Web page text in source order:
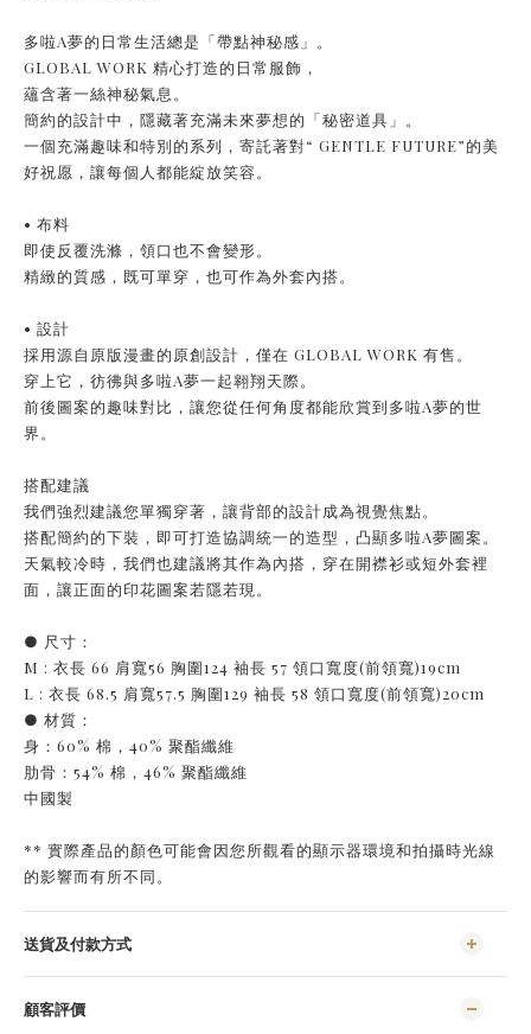
多啦A夢的日常生活總是「帶點神秘感」。
GLOBAL WORK 精心打造的日常服飾，
蘊含著一絲神秘氣息。
簡約的設計中，隱藏著充滿未來夢想的「秘密道具」。
一個充滿趣味和特別的系列，寄託著對“ GENTLE FUTURE”的美
好祝愿，讓每個人都能綻放笑容。
• 布料
即使反覆洗滌，領口也不會變形。
精緻的質感，既可單穿，也可作為外套內搭。
• 設計
採用源自原版漫畫的原創設計，僅在 GLOBAL WORK 有售。
穿上它，彷彿與多啦A夢一起翱翔天際。
前後圖案的趣味對比，讓您從任何角度都能欣賞到多啦A夢的世
界。
搭配建議
我們強烈建議您單獨穿著，讓背部的設計成為視覺焦點。
搭配簡約的下裝，即可打造協調統一的造型，凸顯多啦A夢圖案。
天氣較冷時，我們也建議將其作為內搭，穿在開襟衫或短外套裡
面，讓正面的印花圖案若隱若現。
● 尺寸：
M : 衣長 66 肩寬56 胸圍124 袖長 57 領口寬度(前領寬)19cm
L : 衣長 68.5 肩寬57.5 胸圍129 袖長 58 領口寬度(前領寬)20cm
● 材質：
身：60% 棉，40% 聚酯纖維
肋骨：54% 棉，46% 聚酯纖維
中國製
** 實際產品的顏色可能會因您所觀看的顯示器環境和拍攝時光線
的影響而有所不同。
送貨及付款方式
顧客評價